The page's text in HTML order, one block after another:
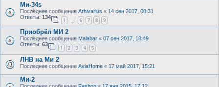
Ми-34s
Последнее сообщение Arhivarius « 14 сен 2017, 08:31
Ответы: 134
1 6 7 8 9
Приобрёл МИ 2
Последнее сообщение Malabar « 07 сен 2017, 18:49
Ответы: 63
1 2 3 4 5
ЛНВ на Ми 2
Последнее сообщение AviaHome « 17 май 2017, 15:21
Ми-2